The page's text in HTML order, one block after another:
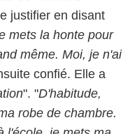
justifier en disant
mets la honte pour
même. Moi, je n'ai
confié. Elle a
". "D'habitude,
robe de chambre.